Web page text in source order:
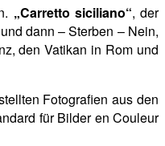
„Carretto siciliano“, der
dann – Sterben – Nein,
den Vatikan in Rom und
Fotografien aus den
für Bilder en Couleur